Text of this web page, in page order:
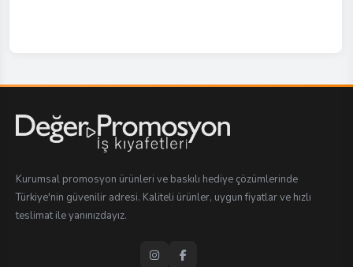
Kurumsal promosyon ürünleri ve baskılı hediye çözümlerinde
Türkiye'nin güvenilir adresi. Kaliteli ürünler, uygun fiyatlar ve hızlı
teslimat ile yanınızdayız.